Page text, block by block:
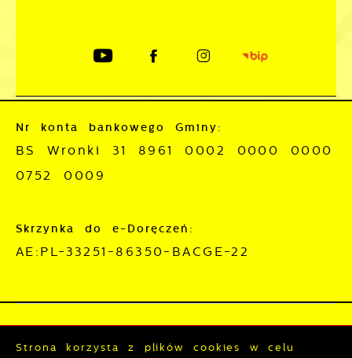
Nr konta bankowego Gminy:
BS Wronki 31 8961 0002 0000 0000
0752 0009
Skrzynka do e-Doręczeń:
AE:PL-33251-86350-BACGE-22
Strona korzysta z plików cookies w celu